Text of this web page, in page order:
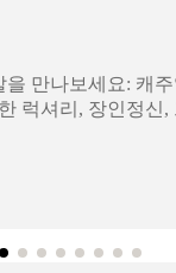
을 만나보세요: 캐
럭셔리, 장인정신,